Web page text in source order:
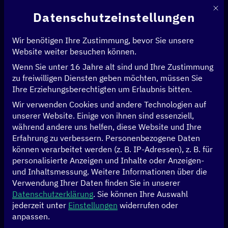
Startseite > News & Artikel >
Digitalisierung macht Behörden in Westafrika effizienter
WIRTSCHAFT
Digitalisierung
macht Behörden in
Westafrika
effizienter
Mit
Datenschutzeinstellungen
Wir benötigen Ihre Zustimmung, bevor Sie unsere
Website weiter besuchen können.
Wenn Sie unter 16 Jahre alt sind und Ihre Zustimmung
zu freiwilligen Diensten geben möchten, müssen Sie
Ihre Erziehungsberechtigten um Erlaubnis bitten.
Wir verwenden Cookies und andere Technologien auf
unserer Website. Einige von ihnen sind essenziell,
während andere uns helfen, diese Website und Ihre
Erfahrung zu verbessern. Personenbezogene Daten
können verarbeitet werden (z. B. IP-Adressen), z. B. für
personalisierte Anzeigen und Inhalte oder Anzeigen-
und Inhaltsmessung. Weitere Informationen über die
Verwendung Ihrer Daten finden Sie in unserer
Datenschutzerklärung. Sie können Ihre Auswahl
jederzeit unter Einstellungen widerrufen oder
anpassen.